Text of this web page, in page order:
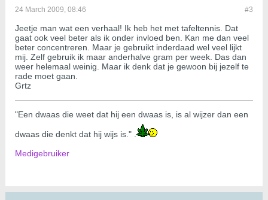
#3
24 March 2009, 08:46
Jeetje man wat een verhaal! Ik heb het met tafeltennis. Dat
gaat ook veel beter als ik onder invloed ben. Kan me dan veel
beter concentreren. Maar je gebruikt inderdaad wel veel lijkt
mij. Zelf gebruik ik maar anderhalve gram per week. Das dan
weer helemaal weinig. Maar ik denk dat je gewoon bij jezelf te
rade moet gaan.
Grtz
"Een dwaas die weet dat hij een dwaas is, is al wijzer dan een
dwaas die denkt dat hij wijs is." .
Medigebruiker